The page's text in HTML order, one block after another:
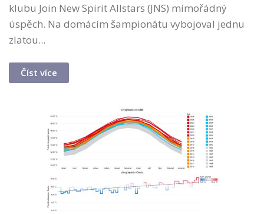
klubu Join New Spirit Allstars (JNS) mimořádný
úspěch. Na domácím šampionátu vybojoval jednu
zlatou...
Číst více